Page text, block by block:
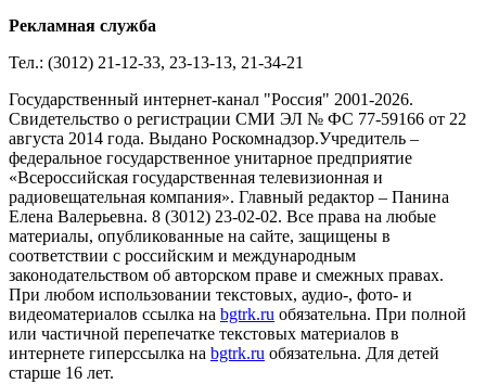
Рекламная служба
Тел.: (3012) 21-12-33, 23-13-13, 21-34-21
Государственный интернет-канал "Россия" 2001-2026.
Cвидетельство о регистрации СМИ ЭЛ № ФС 77-59166 от 22
августа 2014 года. Выдано Роскомнадзор.Учредитель –
федеральное государственное унитарное предприятие
«Всероссийская государственная телевизионная и
радиовещательная компания». Главный редактор – Панина
Елена Валерьевна. 8 (3012) 23-02-02. Все права на любые
материалы, опубликованные на сайте, защищены в
соответствии с российским и международным
законодательством об авторском праве и смежных правах.
При любом использовании текстовых, аудио-, фото- и
видеоматериалов ссылка на bgtrk.ru обязательна. При полной
или частичной перепечатке текстовых материалов в
интернете гиперссылка на bgtrk.ru обязательна. Для детей
старше 16 лет.